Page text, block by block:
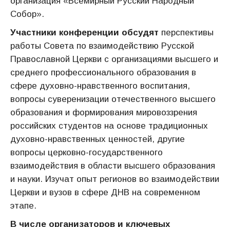
Собор».
Участники конференции обсудят перспективы
работы Совета по взаимодействию Русской
Православной Церкви с организациями высшего и
среднего профессионального образования в
сфере духовно-нравственного воспитания,
вопросы суверенизации отечественного высшего
образования и формирования мировоззрения
российских студентов на основе традиционных
духовно-нравственных ценностей, другие
вопросы церковно-государственного
взаимодействия в области высшего образования
и науки. Изучат опыт регионов во взаимодействии
Церкви и вузов в сфере ДНВ на современном
этапе.
В числе организаторов и ключевых